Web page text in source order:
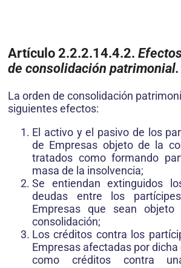
Artículo 2.2.2.14.4.2.
de consolidación patrimonial.
La orden de consolidación
siguientes efectos:
El activo y el pasivo de los
de Empresas objeto de la
tratados como formando
masa de la insolvencia;
Se entiendan extinguidos
deudas entre los
Empresas que sean
consolidación;
Los créditos contra los
Empresas afectadas por
como créditos contra